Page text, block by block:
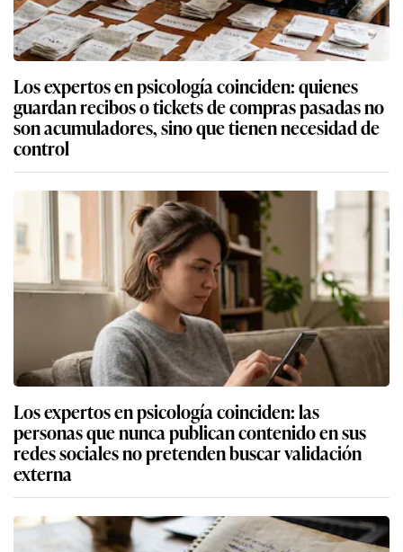
Los expertos en psicología coinciden: quienes
guardan recibos o tickets de compras pasadas no
son acumuladores, sino que tienen necesidad de
control
Los expertos en psicología coinciden: las
personas que nunca publican contenido en sus
redes sociales no pretenden buscar validación
externa